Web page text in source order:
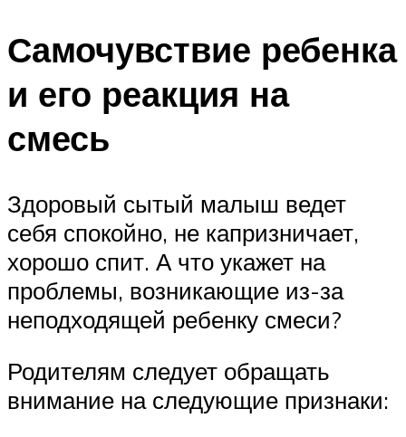
Самочувствие ребенка
и его реакция на
смесь
Здоровый сытый малыш ведет
себя спокойно, не капризничает,
хорошо спит. А что укажет на
проблемы, возникающие из-за
неподходящей ребенку смеси?
Родителям следует обращать
внимание на следующие признаки: